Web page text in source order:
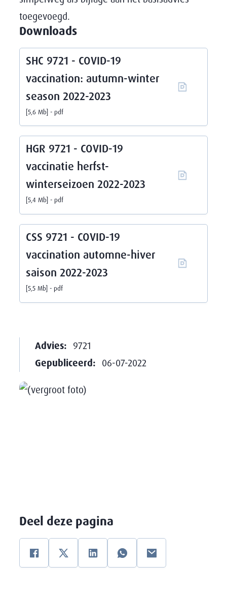
toegevoegd.
Downloads
SHC 9721 - COVID-19
vaccination: autumn-winter
season 2022-2023
5,6 Mb pdf
HGR 9721 - COVID-19
vaccinatie herfst-
winterseizoen 2022-2023
5,4 Mb pdf
CSS 9721 - COVID-19
vaccination automne-hiver
saison 2022-2023
5,5 Mb pdf
Advies: 9721
Gepubliceerd: 06-07-2022
Deel deze pagina
FacebookTwitterLinkedinWhatsAppE-mail